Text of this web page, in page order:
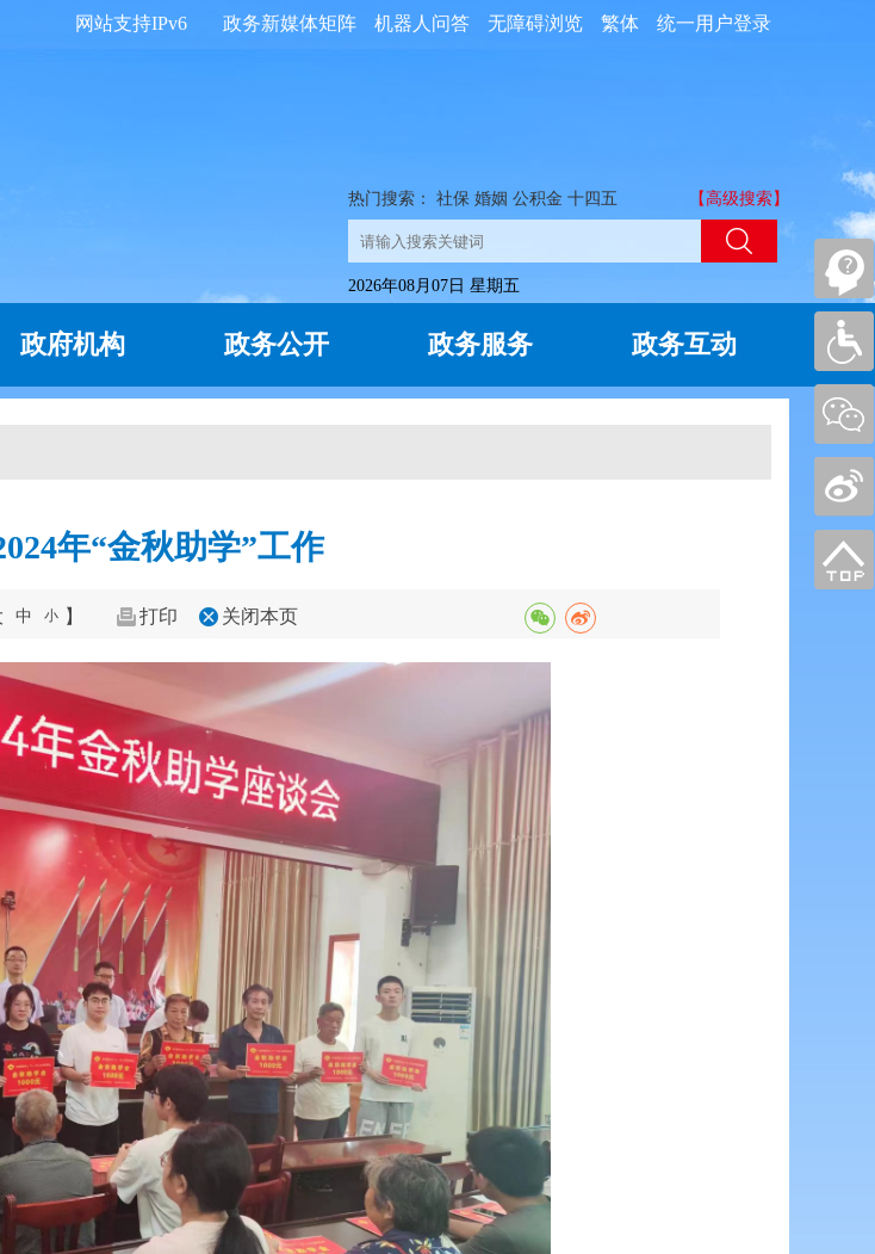
统一用户登录
繁体
无障碍浏览
机器人问答
政务新媒体矩阵
网站支持IPv6
热门搜索： 社保 婚姻 公积金 十四五 【高级搜索】
2026年08月07日 星期五
政府机构 政务公开 政务服务 政务互动
年“金秋助学”工作
中 小 】 打印 关闭本页